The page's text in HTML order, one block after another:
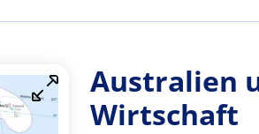
Australien
Wirtschaft